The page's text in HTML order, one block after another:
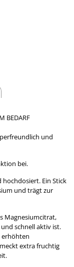
BEDARF
und
bei.
hochdosiert. Ein Stick
und trägt zur
Magnesiumcitrat,
schnell aktiv ist.
erhöhten
extra fruchtig